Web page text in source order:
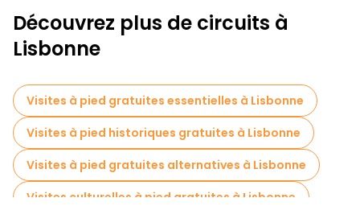
Découvrez plus de circuits à
Lisbonne
Visites à pied gratuites essentielles à Lisbonne
Visites à pied historiques gratuites à Lisbonne
Visites à pied gratuites alternatives à Lisbonne
Visites culturelles à pied gratuites à Lisbonne